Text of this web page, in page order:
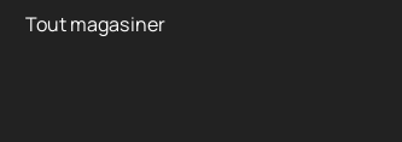
Tout magasiner